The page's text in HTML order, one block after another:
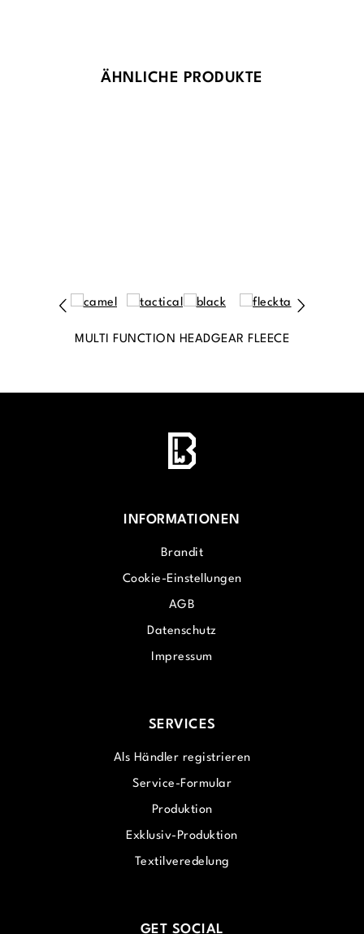
Produktgalerie überspringen
ÄHNLICHE PRODUKTE
MULTI FUNCTION HEADGEAR FLEECE
INFORMATIONEN
Brandit
Cookie-Einstellungen
AGB
Datenschutz
Impressum
SERVICES
Als Händler registrieren
Service-Formular
Produktion
Exklusiv-Produktion
Textilveredelung
GET SOCIAL